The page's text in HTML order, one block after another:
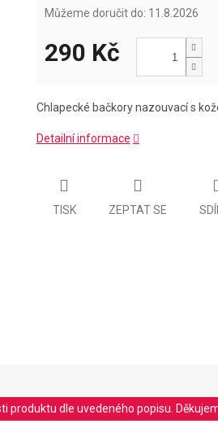
Můžeme doručit do: 11.8.2026
290 Kč
Chlapecké bačkory nazouvací s
Detailní informace
TISK ZEPTAT SE
produktu dle uvedeného popisu.